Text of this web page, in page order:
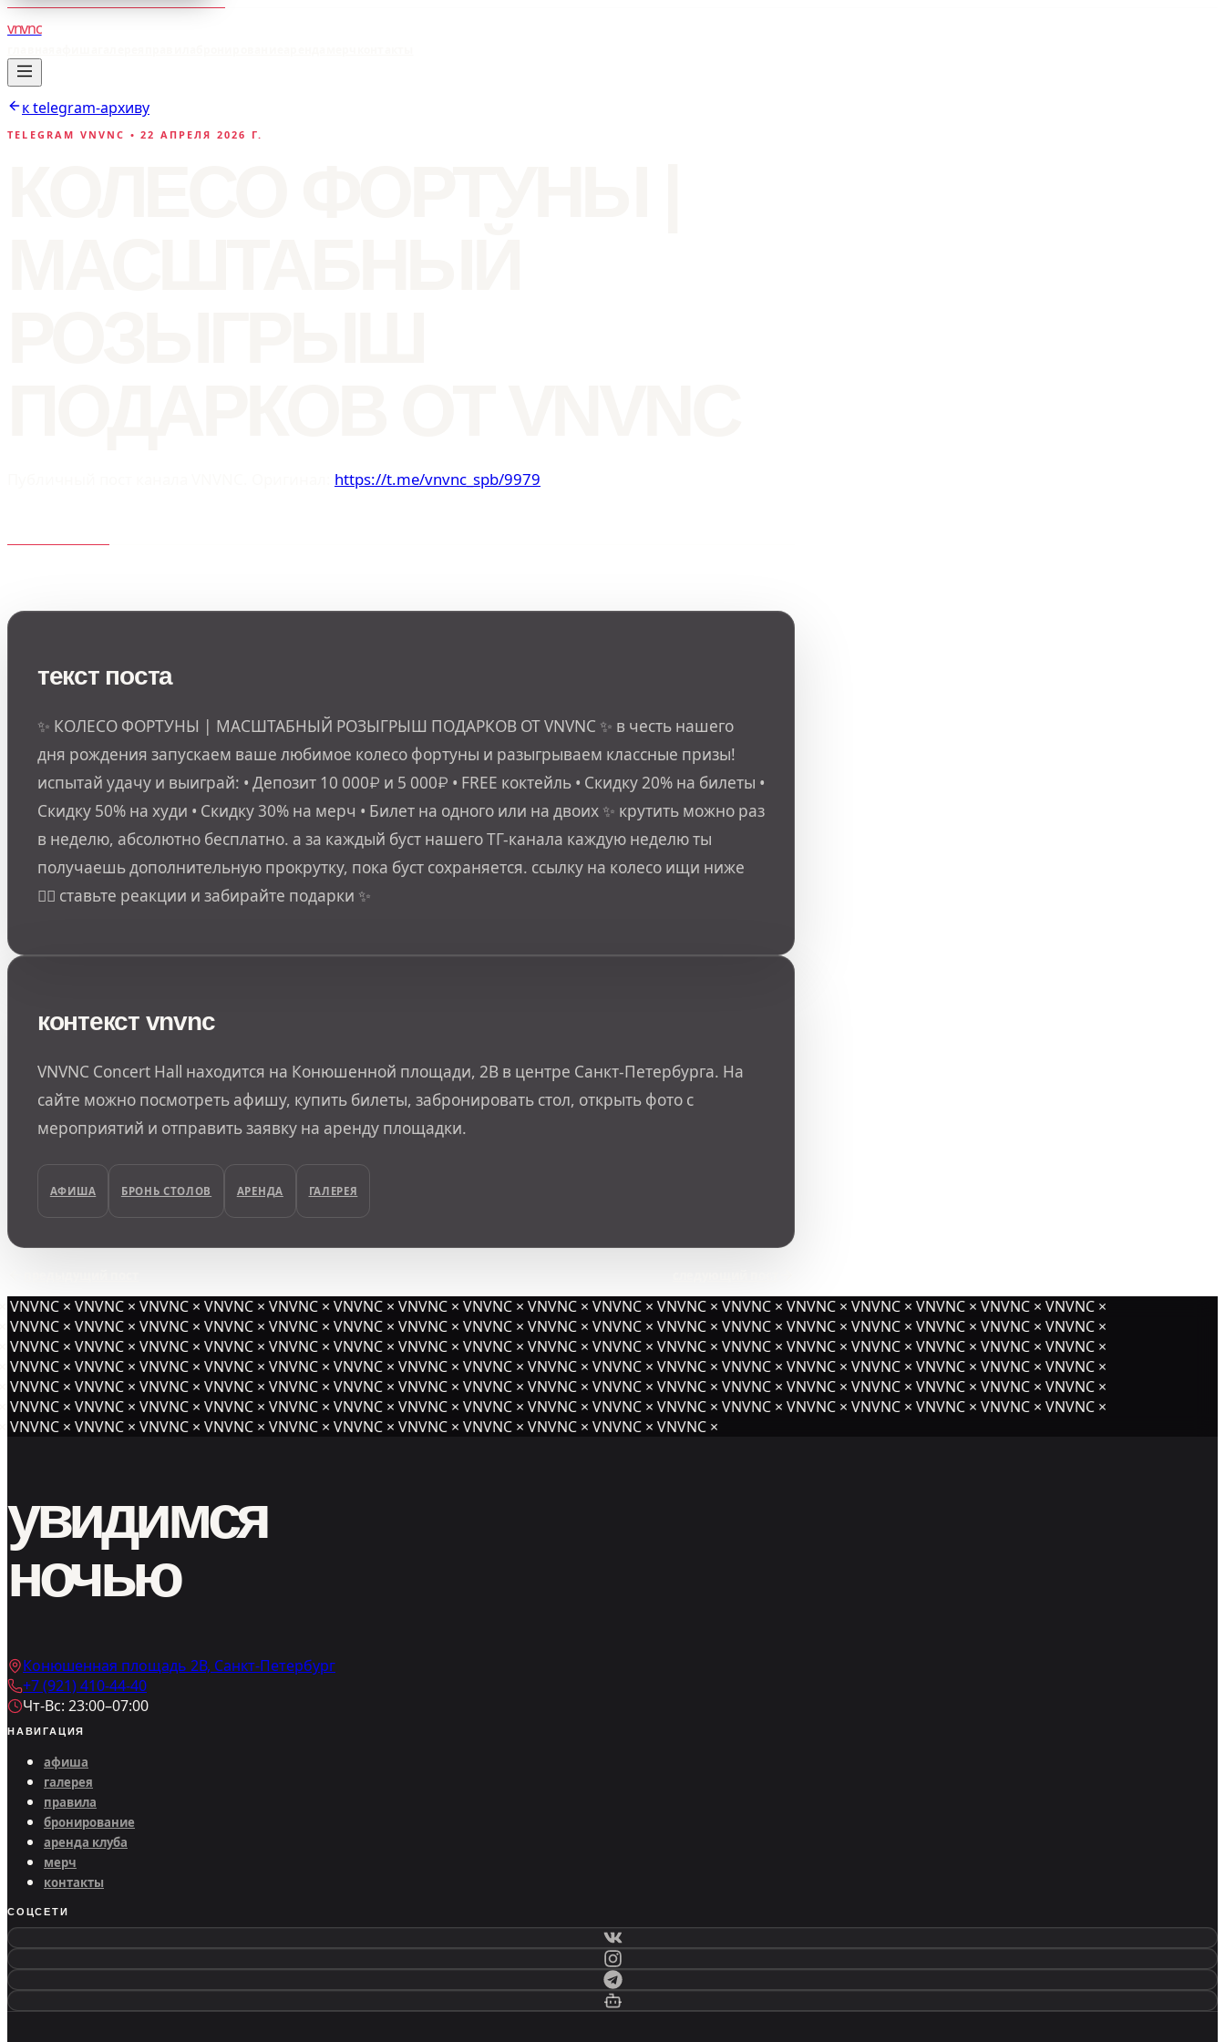
vnvnc
к telegram-архиву
TELEGRAM VNVNC • 22 АПРЕЛЯ 2026 Г.
https://t.me/vnvnc_spb/9979
текст поста
✨ КОЛЕСО ФОРТУНЫ | МАСШТАБНЫЙ РОЗЫГРЫШ ПОДАРКОВ ОТ VNVNC ✨ в честь нашего
дня рождения запускаем ваше любимое колесо фортуны и разыгрываем классные призы!
испытай удачу и выиграй: • Депозит 10 000₽ и 5 000₽ • FREE коктейль • Скидку 20% на билеты •
Скидку 50% на худи • Скидку 30% на мерч • Билет на одного или на двоих ✨ крутить можно раз
в неделю, абсолютно бесплатно. а за каждый буст нашего ТГ-канала каждую неделю ты
получаешь дополнительную прокрутку, пока буст сохраняется. ссылку на колесо ищи ниже
👇🏻 ставьте реакции и забирайте подарки ✨
контекст vnvnc
VNVNC Concert Hall находится на Конюшенной площади, 2В в центре Санкт-Петербурга. На
сайте можно посмотреть афишу, купить билеты, забронировать стол, открыть фото с
мероприятий и отправить заявку на аренду площадки.
АФИША БРОНЬ СТОЛОВ АРЕНДА ГАЛЕРЕЯ
× VNVNC × VNVNC × VNVNC × VNVNC × VNVNC × VNVNC × VNVNC × VNVNC × VNVNC × VNVNC × VNVNC × VNVNC × VNVNC × VNVNC × VNVNC × VNVNC ×
× VNVNC × VNVNC × VNVNC × VNVNC × VNVNC × VNVNC × VNVNC × VNVNC × VNVNC × VNVNC × VNVNC × VNVNC × VNVNC × VNVNC × VNVNC × VNVNC ×
× VNVNC × VNVNC × VNVNC × VNVNC × VNVNC × VNVNC × VNVNC × VNVNC × VNVNC × VNVNC × VNVNC × VNVNC × VNVNC × VNVNC × VNVNC × VNVNC ×
× VNVNC × VNVNC × VNVNC × VNVNC ×VNVNC × VNVNC × VNVNC × VNVNC × VNVNC × VNVNC × VNVNC × VNVNC × VNVNC × VNVNC × VNVNC × VNVNC ×
× VNVNC × VNVNC × VNVNC × VNVNC × VNVNC × VNVNC × VNVNC × VNVNC × VNVNC × VNVNC × VNVNC × VNVNC × VNVNC × VNVNC × VNVNC × VNVNC ×
× VNVNC × VNVNC × VNVNC × VNVNC × VNVNC × VNVNC × VNVNC × VNVNC × VNVNC × VNVNC × VNVNC × VNVNC × VNVNC × VNVNC × VNVNC × VNVNC ×
× VNVNC × VNVNC × VNVNC × VNVNC × VNVNC × VNVNC × VNVNC × VNVNC × VNVNC × VNVNC ×
увидимся
ночью
Конюшенная площадь 2В, Санкт-Петербург
+7 (921) 410-44-40
Чт-Вс: 23:00–07:00
НАВИГАЦИЯ
афиша
галерея
правила
бронирование
аренда клуба
мерч
контакты
СОЦСЕТИ